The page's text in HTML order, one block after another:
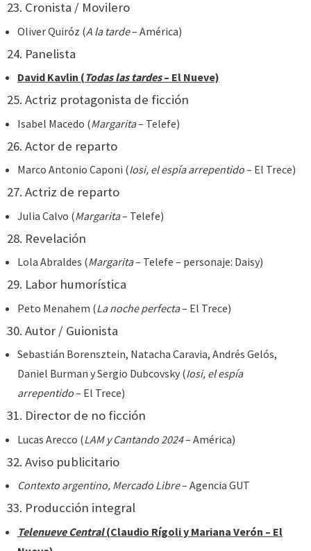
23. Cronista / Movilero
Oliver Quiróz (A la tarde– América)
24. Panelista
David Kavlin (Todas las tardes– El Nueve)
25. Actriz protagonista de ficción
Isabel Macedo (Margarita– Telefe)
26. Actor de reparto
Marco Antonio Caponi (Iosi, el espía arrepentido– El Trece)
27. Actriz de reparto
Julia Calvo (Margarita– Telefe)
28. Revelación
Lola Abraldes (Margarita– Telefe – personaje: Daisy)
29. Labor humorística
Peto Menahem (La noche perfecta– El Trece)
30. Autor / Guionista
Sebastián Borensztein, Natacha Caravia, Andrés Gelós,
Daniel Burman y Sergio Dubcovsky (Iosi, el espía
arrepentido– El Trece)
31. Director de no ficción
Lucas Arecco (LAM y Cantando 2024– América)
32. Aviso publicitario
Contexto argentino, Mercado Libre– Agencia GUT
33. Producción integral
Telenueve Central(Claudio Rígoli y Mariana Verón – El